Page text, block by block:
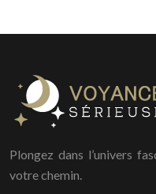
Plongez dans l’univers
votre chemin.